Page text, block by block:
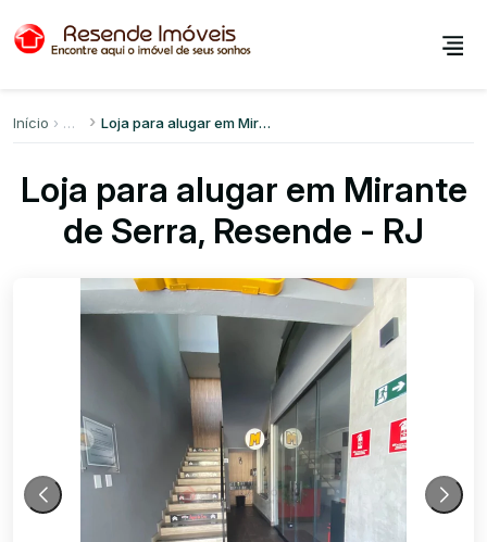
Início Loja para alugar em Mirante de Serra
Loja para alugar em Mirante
de Serra, Resende - RJ